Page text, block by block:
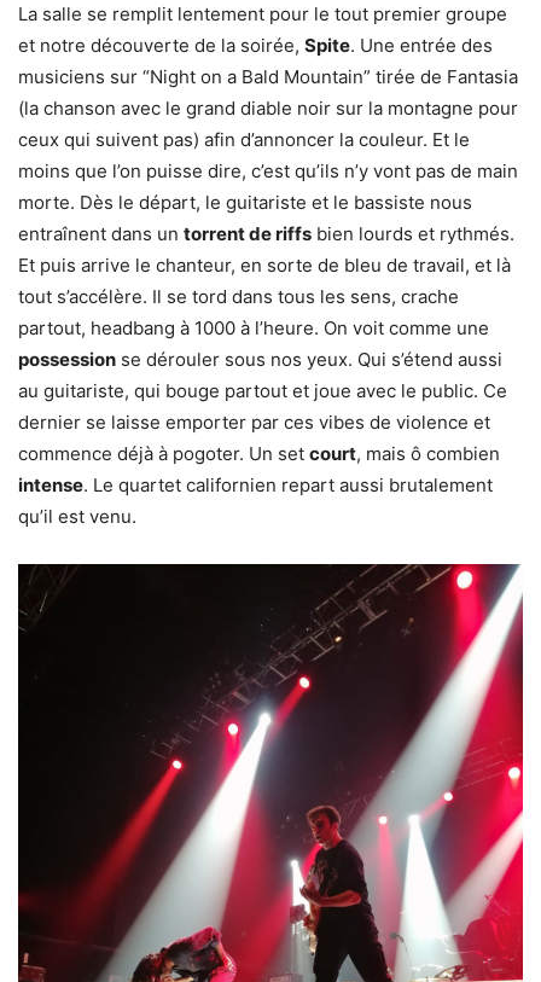
La salle se remplit lentement pour le tout premier groupe
et notre découverte de la soirée, Spite. Une entrée des
musiciens sur “Night on a Bald Mountain” tirée de Fantasia
(la chanson avec le grand diable noir sur la montagne pour
ceux qui suivent pas) afin d’annoncer la couleur. Et le
moins que l’on puisse dire, c’est qu’ils n’y vont pas de main
morte. Dès le départ, le guitariste et le bassiste nous
entraînent dans un torrent de riffs bien lourds et rythmés.
Et puis arrive le chanteur, en sorte de bleu de travail, et là
tout s’accélère. Il se tord dans tous les sens, crache
partout, headbang à 1000 à l’heure. On voit comme une
possession se dérouler sous nos yeux. Qui s’étend aussi
au guitariste, qui bouge partout et joue avec le public. Ce
dernier se laisse emporter par ces vibes de violence et
commence déjà à pogoter. Un set court, mais ô combien
intense. Le quartet californien repart aussi brutalement
qu’il est venu.